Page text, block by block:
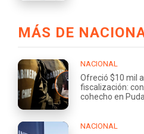
MÁS DE
NACIONAL
Ofreció $10 mil
fiscalización:
cohecho en
NACIONAL